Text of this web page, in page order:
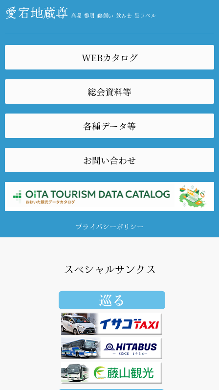
愛宕地蔵尊 高塚 黎明 鵜飼い 飲み会 黒ラベル
WEBカタログ
総会資料等
各種データ等
お問い合わせ
プライバシーポリシー
スペシャルサンクス